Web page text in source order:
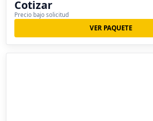
Cotizar
Precio bajo solicitud
VER PAQUETE